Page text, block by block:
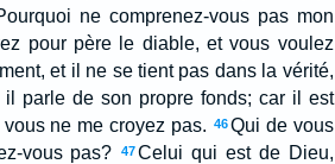
ne comprenez-vous pas mon
pour père le diable, et vous voulez
et il ne se tient pas dans la vérité,
parle de son propre fonds; car il est
ne me croyez pas. 46Qui de vous
vous pas?
47Celui qui est de Dieu,